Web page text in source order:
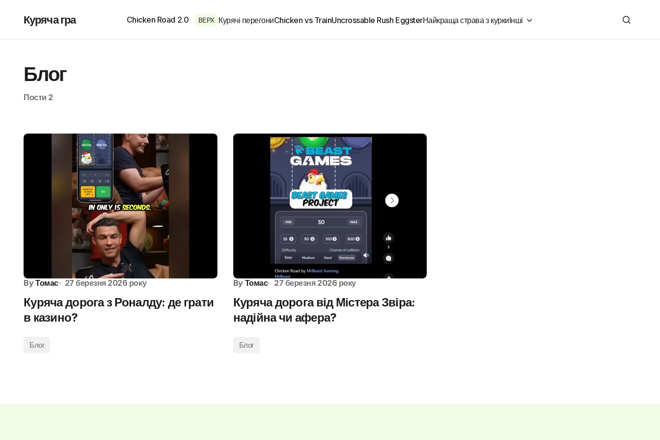
Куряча гра Chicken Road 2.0 ВЕРХ Курячі перегониChicken vs TrainUncrossable Rush EggsterНайкраща страва з куркиІнші
Блог
Пости 2
By Томас 27 березня 2026 року
Куряча дорога з Роналду: де грати
в казино?
Блог
By Томас 27 березня 2026 року
Куряча дорога від Містера Звіра:
надійна чи афера?
Блог